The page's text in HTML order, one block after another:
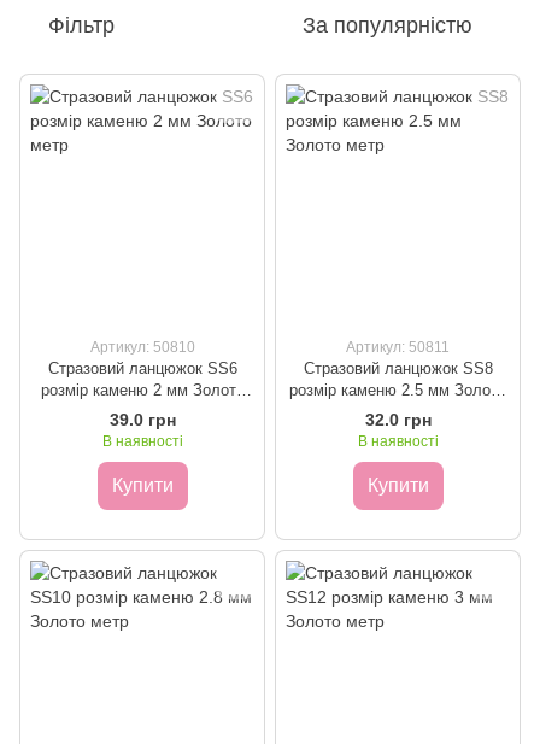
Фільтр За популярністю
Артикул: 50810
Стразовий ланцюжок SS6
розмір каменю 2 мм Золото
метр
39.0 грн
В наявності
Купити
Артикул: 50811
Стразовий ланцюжок SS8
розмір каменю 2.5 мм Золото
метр
32.0 грн
В наявності
Купити